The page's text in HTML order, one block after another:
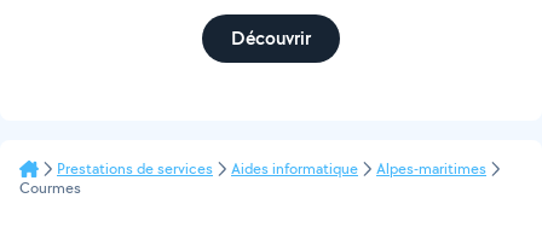
Découvrir
Prestations de services Aides informatique
Alpes-maritimes
Courmes